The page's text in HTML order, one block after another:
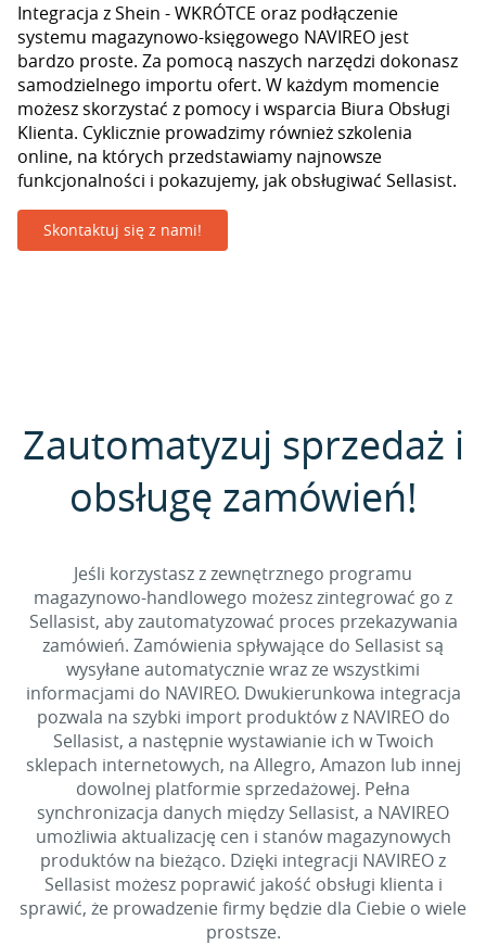
Integracja z Shein - WKRÓTCE oraz podłączenie
systemu magazynowo-księgowego NAVIREO jest
bardzo proste. Za pomocą naszych narzędzi dokonasz
samodzielnego importu ofert. W każdym momencie
możesz skorzystać z pomocy i wsparcia Biura Obsługi
Klienta. Cyklicznie prowadzimy również szkolenia
online, na których przedstawiamy najnowsze
funkcjonalności i pokazujemy, jak obsługiwać Sellasist.
Skontaktuj się z nami!
Zautomatyzuj sprzedaż i
obsługę zamówień!
Jeśli korzystasz z zewnętrznego programu
magazynowo-handlowego możesz zintegrować go z
Sellasist, aby zautomatyzować proces przekazywania
zamówień. Zamówienia spływające do Sellasist są
wysyłane automatycznie wraz ze wszystkimi
informacjami do NAVIREO. Dwukierunkowa integracja
pozwala na szybki import produktów z NAVIREO do
Sellasist, a następnie wystawianie ich w Twoich
sklepach internetowych, na Allegro, Amazon lub innej
dowolnej platformie sprzedażowej. Pełna
synchronizacja danych między Sellasist, a NAVIREO
umożliwia aktualizację cen i stanów magazynowych
produktów na bieżąco. Dzięki integracji NAVIREO z
Sellasist możesz poprawić jakość obsługi klienta i
sprawić, że prowadzenie firmy będzie dla Ciebie o wiele
prostsze.